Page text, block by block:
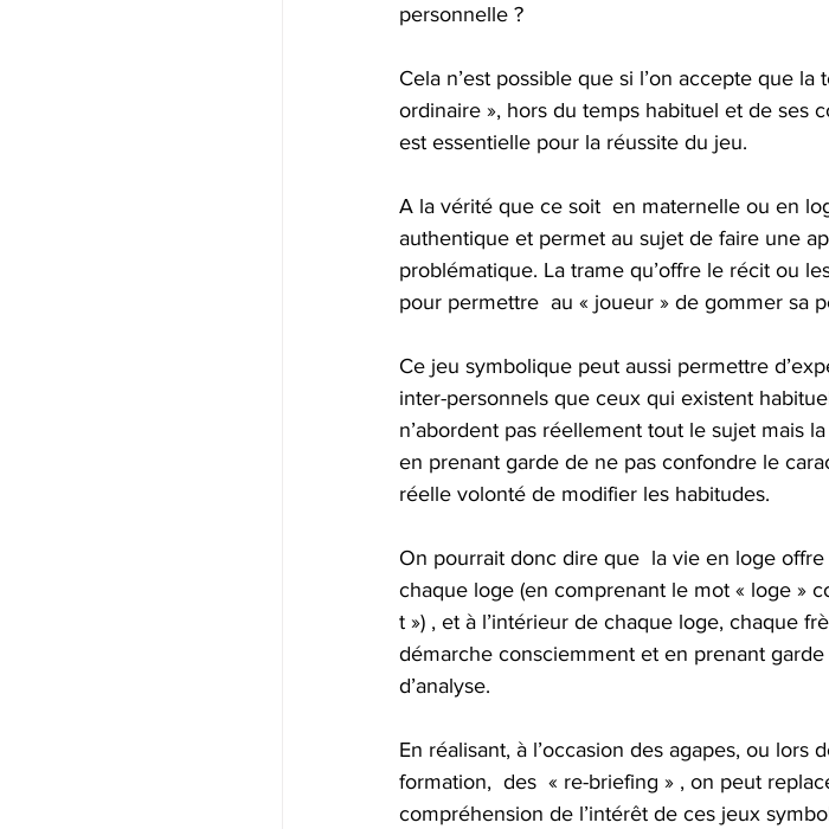
personnelle ?
Cela n’est possible que si l’on accepte que
ordinaire », hors du temps habituel et de ses
est essentielle pour la réussite du jeu.
A la vérité que ce soit  en maternelle ou en
authentique et permet au sujet de faire une
problématique. La trame qu’offre le récit ou
pour permettre  au « joueur » de gommer sa
Ce jeu symbolique peut aussi permettre
inter-personnels que ceux qui existent
n’abordent pas réellement tout le sujet mais
en prenant garde de ne pas confondre le
réelle volonté de modifier les habitudes.
On pourrait donc dire que  la vie en loge
chaque loge (en comprenant le mot « loge »
t ») , et à l’intérieur de chaque loge, chaque
démarche consciemment et en prenant
d’analyse.
En réalisant, à l’occasion des agapes, ou
formation,  des  « re-briefing » , on peut
compréhension de l’intérêt de ces jeux